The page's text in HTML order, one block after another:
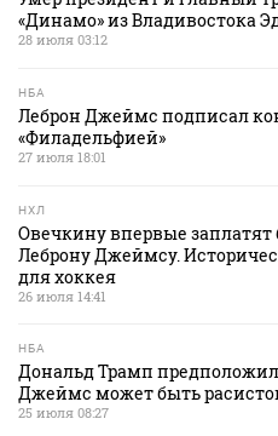
«Динамо» из Владивостока
28 июля 03:12
НБА
Леброн Джеймс подписал
«Филадельфией»
27 июля 18:01
НХЛ
Овечкину впервые
Леброну Джеймсу.
для хоккея
26 июля 14:41
НБА
Дональд Трамп
Джеймс может быть
25 июля 08:27